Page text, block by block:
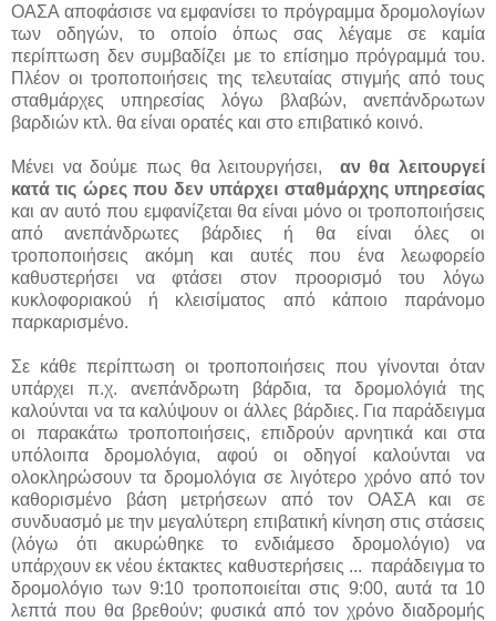
ΟΑΣΑ αποφάσισε να εμφανίσει το πρόγραμμα δρομολογίων
των οδηγών, το οποίο όπως σας λέγαμε σε καμία
περίπτωση δεν συμβαδίζει με το επίσημο πρόγραμμά του.
Πλέον οι τροποποιήσεις της τελευταίας στιγμής από τους
σταθμάρχες υπηρεσίας λόγω βλαβών, ανεπάνδρωτων
βαρδιών κτλ. θα είναι ορατές και στο επιβατικό κοινό.
Μένει να δούμε πως θα λειτουργήσει, αν θα λειτουργεί
κατά τις ώρες που δεν υπάρχει σταθμάρχης υπηρεσίας
και αν αυτό που εμφανίζεται θα είναι μόνο οι τροποποιήσεις
από ανεπάνδρωτες βάρδιες ή θα είναι όλες οι
τροποποιήσεις ακόμη και αυτές που ένα λεωφορείο
καθυστερήσει να φτάσει στον προορισμό του λόγω
κυκλοφοριακού ή κλεισίματος από κάποιο παράνομο
παρκαρισμένο.
Σε κάθε περίπτωση οι τροποποιήσεις που γίνονται όταν
υπάρχει π.χ. ανεπάνδρωτη βάρδια, τα δρομολόγιά της
καλούνται να τα καλύψουν οι άλλες βάρδιες. Για παράδειγμα
οι παρακάτω τροποποιήσεις, επιδρούν αρνητικά και στα
υπόλοιπα δρομολόγια, αφού οι οδηγοί καλούνται να
ολοκληρώσουν τα δρομολόγια σε λιγότερο χρόνο από τον
καθορισμένο βάση μετρήσεων από τον ΟΑΣΑ και σε
συνδυασμό με την μεγαλύτερη επιβατική κίνηση στις στάσεις
(λόγω ότι ακυρώθηκε το ενδιάμεσο δρομολόγιο) να
υπάρχουν εκ νέου έκτακτες καθυστερήσεις ... παράδειγμα το
δρομολόγιο των 9:10 τροποποιείται στις 9:00, αυτά τα 10
λεπτά που θα βρεθούν; φυσικά από τον χρόνο διαδρομής